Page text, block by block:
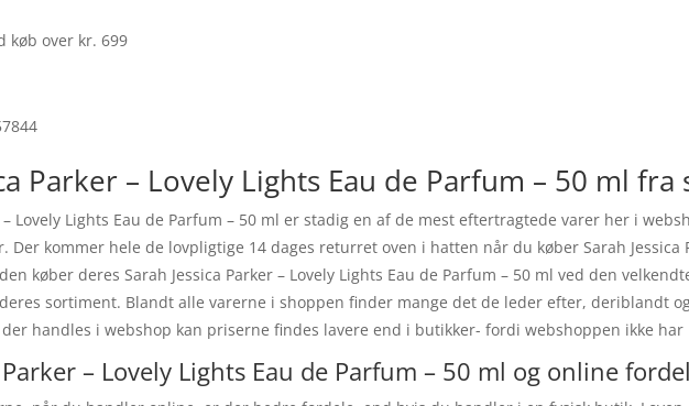
køb over kr. 699
Parker – Lovely Lights Eau de Parfum – 50 ml
– Lovely Lights Eau de Parfum – 50 ml er stadig en af de mest eftertragtede varer her i
Der kommer hele de lovpligtige 14 dages returret oven i hatten når du køber Sarah Jessica
køber deres Sarah Jessica Parker – Lovely Lights Eau de Parfum – 50 ml ved den
sortiment. Blandt alle varerne i shoppen finder mange det de leder efter, deriblandt
der handles i webshop kan priserne findes lavere end i butikker- fordi webshoppen ikke
Parker – Lovely Lights Eau de Parfum – 50 ml og online